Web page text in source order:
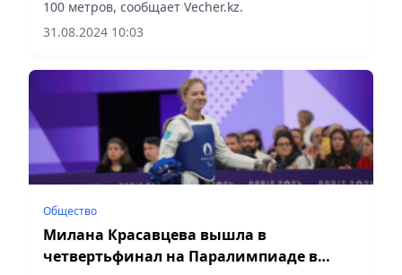
100 метров, сообщает Vecher.kz.
31.08.2024 10:03
Общество
Милана Красавцева вышла в
четвертьфинал на Паралимпиаде в